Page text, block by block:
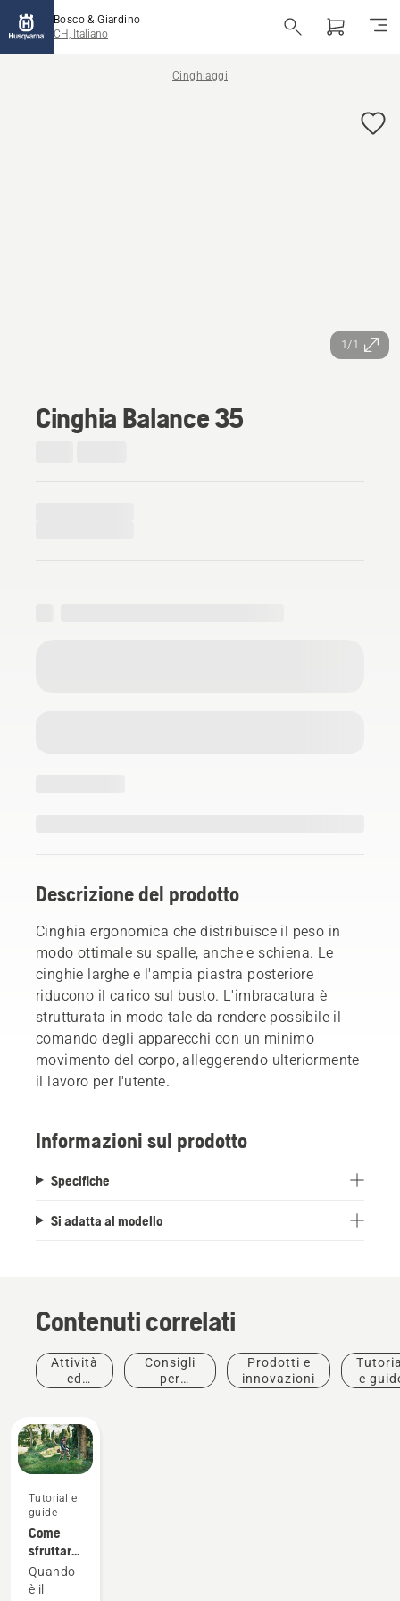
Bosco & Giardino
CH, Italiano
Cinghiaggi
1/1
Cinghia Balance 35
Descrizione del prodotto
Cinghia ergonomica che distribuisce il peso in
modo ottimale su spalle, anche e schiena. Le
cinghie larghe e l'ampia piastra posteriore
riducono il carico sul busto. L'imbracatura è
strutturata in modo tale da rendere possibile il
comando degli apparecchi con un minimo
movimento del corpo, alleggerendo ulteriormente
il lavoro per l'utente.
Informazioni sul prodotto
Specifiche
Si adatta al modello
Contenuti correlati
Attività
ed
Consigli
per
Prodotti e
innovazioni
e
Tutorial e
guide
Come
sfruttare
al
massimo
Quando
è il